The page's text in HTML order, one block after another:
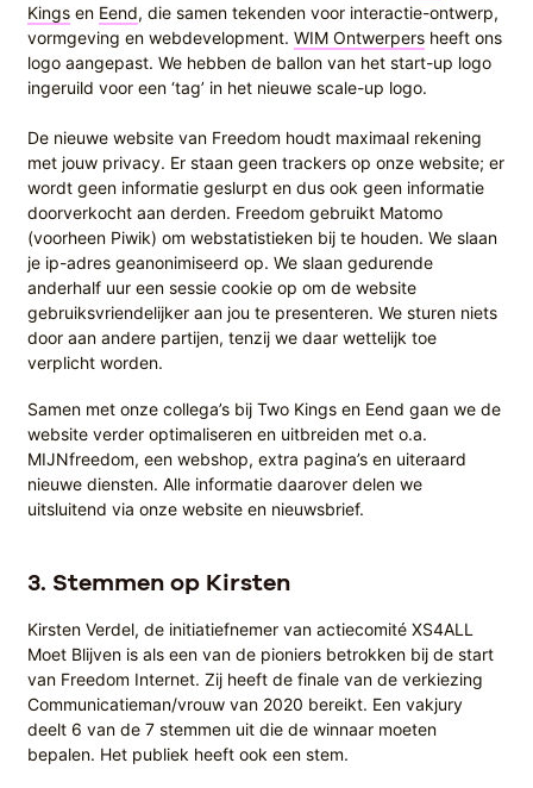
Kings en Eend, die samen tekenden voor interactie-ontwerp,
vormgeving en webdevelopment. WIM Ontwerpers heeft ons
logo aangepast. We hebben de ballon van het start-up logo
ingeruild voor een ‘tag’ in het nieuwe scale-up logo.
De nieuwe website van Freedom houdt maximaal rekening
met jouw privacy. Er staan geen trackers op onze website; er
wordt geen informatie geslurpt en dus ook geen informatie
doorverkocht aan derden. Freedom gebruikt Matomo
(voorheen Piwik) om webstatistieken bij te houden. We slaan
je ip-adres geanonimiseerd op. We slaan gedurende
anderhalf uur een sessie cookie op om de website
gebruiksvriendelijker aan jou te presenteren. We sturen niets
door aan andere partijen, tenzij we daar wettelijk toe
verplicht worden.
Samen met onze collega’s bij Two Kings en Eend gaan we de
website verder optimaliseren en uitbreiden met o.a.
MIJNfreedom, een webshop, extra pagina’s en uiteraard
nieuwe diensten. Alle informatie daarover delen we
uitsluitend via onze website en nieuwsbrief.
3. Stemmen op Kirsten
Kirsten Verdel, de initiatiefnemer van actiecomité XS4ALL
Moet Blijven is als een van de pioniers betrokken bij de start
van Freedom Internet. Zij heeft de finale van de verkiezing
Communicatieman/vrouw van 2020 bereikt. Een vakjury
deelt 6 van de 7 stemmen uit die de winnaar moeten
bepalen. Het publiek heeft ook een stem.